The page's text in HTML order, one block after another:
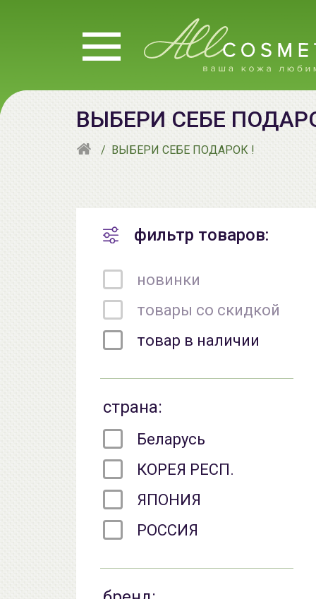
ВЫБЕРИ СЕБЕ
ВЫБЕРИ СЕБЕ ПОДАРОК !
фильтр товаров:
новинки
товары со скидкой
товар в наличии
страна:
Беларусь
КОРЕЯ РЕСП.
ЯПОНИЯ
РОССИЯ